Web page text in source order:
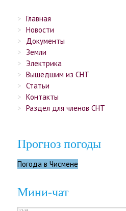
Главная
Новости
Документы
Земли
Электрика
Вышедшим из СНТ
Статьи
Контакты
Раздел для членов СНТ
Прогноз погоды
Погода в Чисмене
Мини-чат